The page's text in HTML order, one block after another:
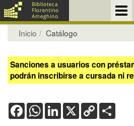
Inicio Catálogo
Sanciones a usuarios con
podrán inscribirse a cursada ni
FacebookWhatsApp
LinkedIn
X Copy
Link